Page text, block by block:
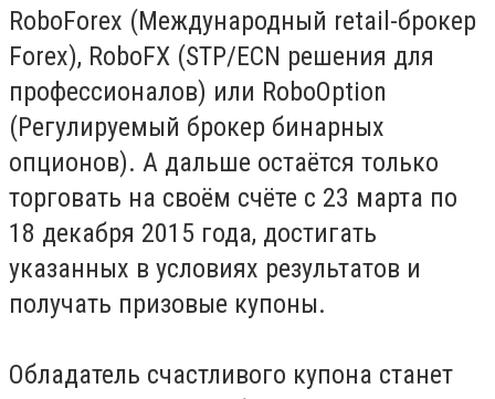
RoboForex (Международный retail-брокер
Forex), RoboFX (STP/ECN решения для
профессионалов) или RoboOption
(Регулируемый брокер бинарных
опционов). А дальше остаётся только
торговать на своём счёте с 23 марта по
18 декабря 2015 года, достигать
указанных в условиях результатов и
получать призовые купоны.
Обладатель счастливого купона станет